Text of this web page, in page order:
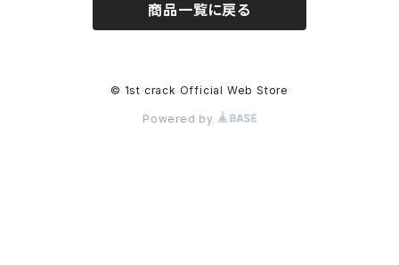
商品一覧に戻る
© 1st crack Official Web Store
Powered by